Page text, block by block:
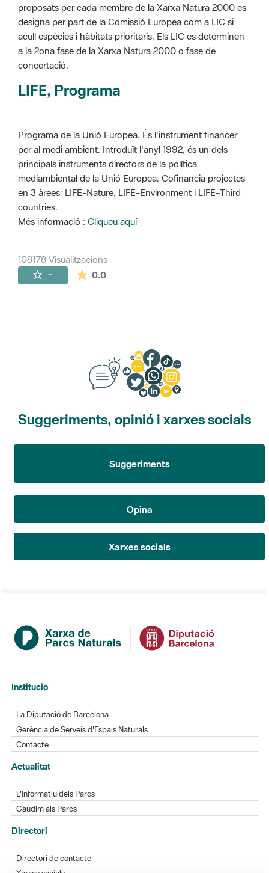
proposats per cada membre de la Xarxa Natura 2000 es
designa per part de la Comissió Europea com a LIC si
acull espècies i hàbitats prioritaris. Els LIC es determinen
a la 2ona fase de la Xarxa Natura 2000 o fase de
concertació.
LIFE, Programa
Programa de la Unió Europea. És l'instrument financer
per al medi ambient. Introduït l'anyl 1992, és un dels
principals instruments directors de la política
mediambiental de la Unió Europea. Cofinancia projectes
en 3 àrees: LIFE-Nature, LIFE-Environment i LIFE-Third
countries.
Més informació : Cliqueu aquí
108178 Visualitzacions
- 0.0La mitjana de les valoracions és de 0
Suggeriments, opinió i xarxes socials
Suggeriments
Opina
Xarxes socials
Institució
La Diputació de Barcelona
Gerència de Serveis d'Espais Naturals
Contacte
Actualitat
L'Informatiu dels Parcs
Gaudim als Parcs
Directori
Directori de contacte